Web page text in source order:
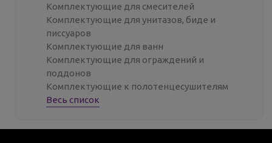
Комплектующие для смесителей
Комплектующие для унитазов, биде и
писсуаров
Комплектующие для ванн
Комплектующие для ограждений и
поддонов
Комплектующие к полотенцесушителям
Весь список